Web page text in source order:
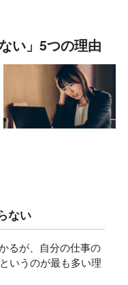
い」5つの理由
ない
るが、自分の仕事の
いうのが最も多い理